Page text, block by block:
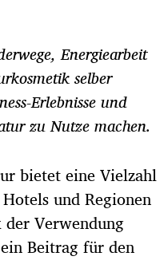
Energiearbeit
selber
Erlebnisse und
zu Nutze machen.
bietet eine Vielzahl
und Regionen
der Verwendung
Beitrag für den